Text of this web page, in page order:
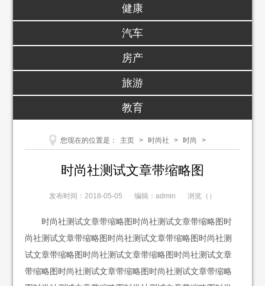
健康
汽车
房产
旅游
教育
您现在的位置是： 主页 > 时尚社 > 时尚 >
时尚社测试文章带缩略图
发布时间：2018-05-05 编辑：admin 浏览（ ）
时尚社测试文章带缩略图时尚社测试文章带缩略图时
尚社测试文章带缩略图时尚社测试文章带缩略图时尚社测
试文章带缩略图时尚社测试文章带缩略图时尚社测试文章
带缩略图时尚社测试文章带缩略图时尚社测试文章带缩略